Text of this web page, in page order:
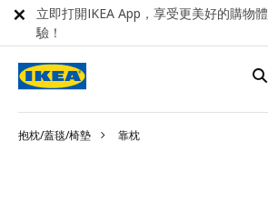
抱枕/蓋毯/椅墊 靠枕
立即打開IKEA App，享受更美好的購物體
驗！